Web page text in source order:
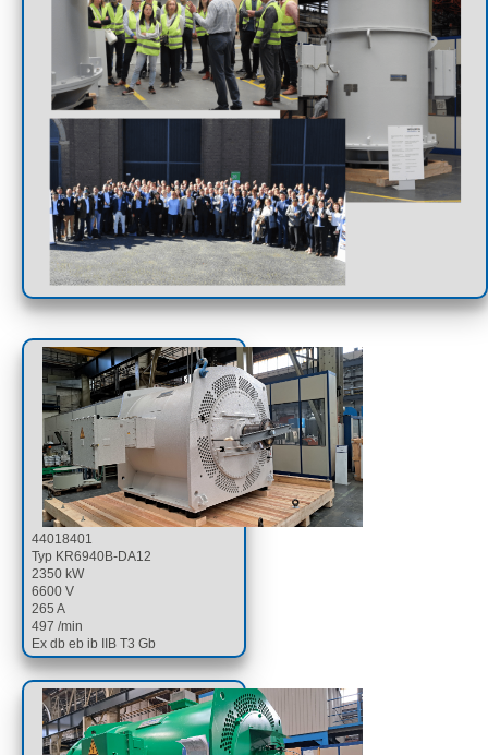
44018401
Typ KR6940B-DA12
2350 kW
6600 V
265 A
497 /min
Ex db eb ib IIB T3 Gb